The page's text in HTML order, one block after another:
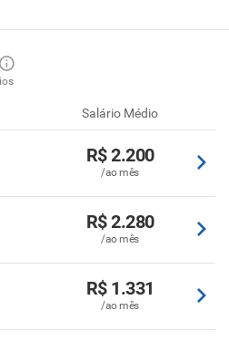
Salário Médio
R$ 2.200
/ao mês
R$ 2.280
/ao mês
R$ 1.331
/ao mês